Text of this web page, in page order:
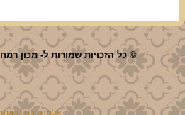
© כל הזכויות שמורות ל- מכון רמחל
אלמנט בניית